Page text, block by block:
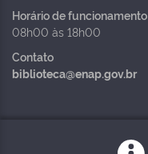
Horário de funcionamento
08h00 às 18h00
Contato
biblioteca@enap.gov.br